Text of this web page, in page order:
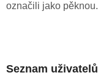
označili jako pěknou.
Seznam uživatelů